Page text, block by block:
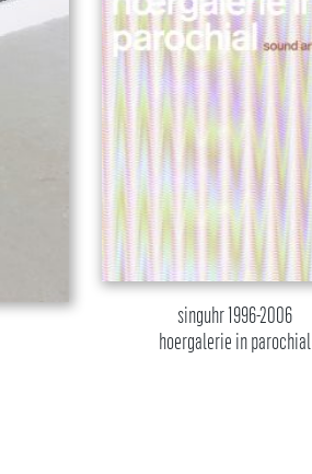
singuhr 1996-2006
hoergalerie in parochial